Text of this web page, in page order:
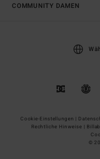
COMMUNITY DAMEN
Cookie-Einstellungen |
Rechtliche Hinweise |
©